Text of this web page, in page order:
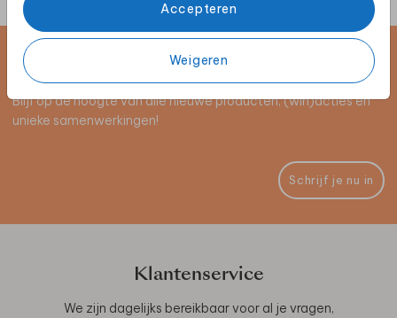
Accepteren
Weigeren
Schrijf je in voor de nieuwsbrief
Blijf op de hoogte van alle nieuwe producten, (win)acties en
unieke samenwerkingen!
Schrijf je nu in
Klantenservice
We zijn dagelijks bereikbaar voor al je vragen,